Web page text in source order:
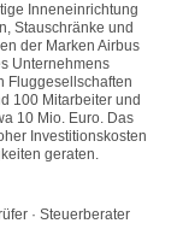
Inneneinrichtung
Stauschränke und
der Marken Airbus
Unternehmens
Fluggesellschaften
100 Mitarbeiter und
10 Mio. Euro. Das
Investitionskosten
geraten.
· Steuerberater